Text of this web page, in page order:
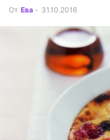
От Ева - 31.10.2016